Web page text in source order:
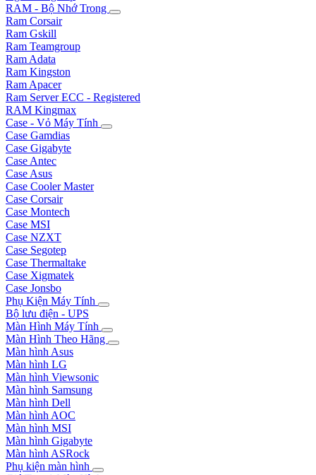
RAM - Bộ Nhớ Trong
Ram Corsair
Ram Gskill
Ram Teamgroup
Ram Adata
Ram Kingston
Ram Apacer
Ram Server ECC - Registered
RAM Kingmax
Case - Vỏ Máy Tính
Case Gamdias
Case Gigabyte
Case Antec
Case Asus
Case Cooler Master
Case Corsair
Case Montech
Case MSI
Case NZXT
Case Segotep
Case Thermaltake
Case Xigmatek
Case Jonsbo
Phụ Kiện Máy Tính
Bộ lưu điện - UPS
Màn Hình Máy Tính
Màn Hình Theo Hãng
Màn hình Asus
Màn hình LG
Màn hình Viewsonic
Màn hình Samsung
Màn hình Dell
Màn hình AOC
Màn hình MSI
Màn hình Gigabyte
Màn hình ASRock
Phụ kiện màn hình